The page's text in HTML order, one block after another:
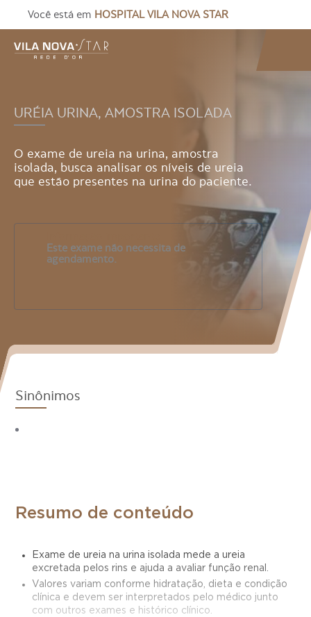
Você está em HOSPITAL VILA NOVA STAR
URÉIA URINA, AMOSTRA ISOLADA
O exame de ureia na urina, amostra
isolada, busca analisar os níveis de ureia
que estão presentes na urina do paciente.
Este exame não necessita de
agendamento.
Sinônimos
Resumo de conteúdo
Exame de ureia na urina isolada mede a ureia
excretada pelos rins e ajuda a avaliar função renal.
Valores variam conforme hidratação, dieta e condição
clínica e devem ser interpretados pelo médico junto
com outros exames e histórico clínico.